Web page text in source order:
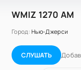
WMIZ 1270 AM
Город:Нью-Джерси
СЛУШАТЬ